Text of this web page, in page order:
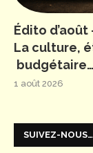
Édito d’août
La culture,
budgétaire…
1 août 2026
SUIVEZ-NOUS…